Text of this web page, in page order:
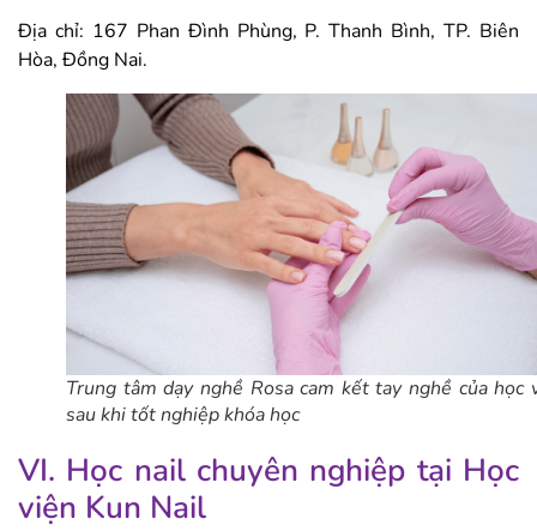
Địa chỉ: 167 Phan Đình Phùng, P. Thanh Bình, TP. Biên
Hòa, Đồng Nai.
Trung tâm dạy nghề Rosa cam kết tay nghề của học
sau khi tốt nghiệp khóa học
VI. Học nail chuyên nghiệp tại Học
viện Kun Nail